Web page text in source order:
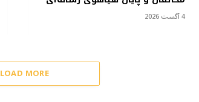
4 آگست 2026
LOAD MORE